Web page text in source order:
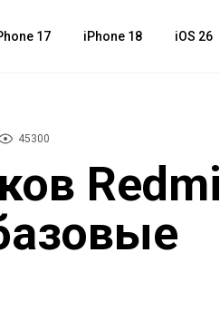
17 iPhone 18 iOS 26
45300
Redmi